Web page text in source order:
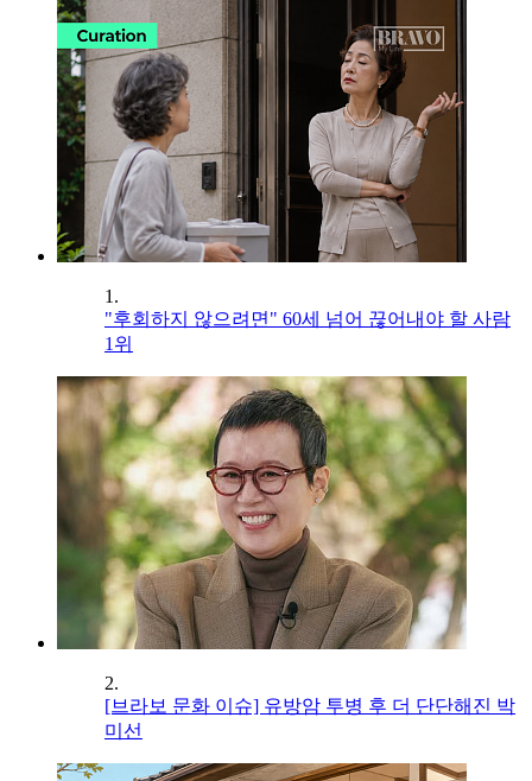
1.
"후회하지 않으려면" 60세 넘어 끊어내야 할 사람
1위
2.
[브라보 문화 이슈] 유방암 투병 후 더 단단해진 박
미선